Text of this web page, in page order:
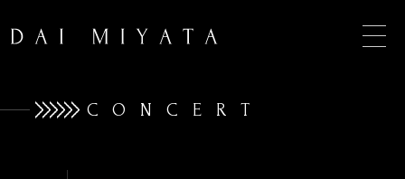
CONCERT